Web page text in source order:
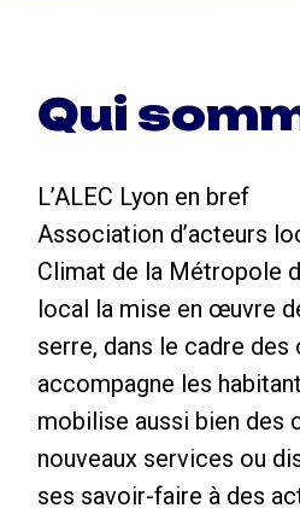
Qui
L’ALEC Lyon en bref
Association d’acteurs
Climat de la Métropole
local la mise en œuvre
serre, dans le cadre
accompagne les
mobilise aussi bien des
nouveaux services ou
ses savoir-faire à des